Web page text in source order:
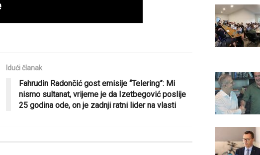
Idući članak
Fahrudin Radončić gost emisije “Telering”: Mi
nismo sultanat, vrijeme je da Izetbegović poslije
25 godina ode, on je zadnji ratni lider na vlasti